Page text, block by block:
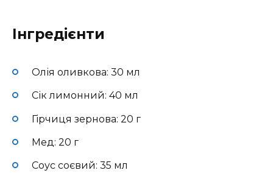
Інгредієнти
Олія оливкова: 30 мл
Сік лимонний: 40 мл
Гірчиця зернова: 20 г
Мед: 20 г
Соус соєвий: 35 мл